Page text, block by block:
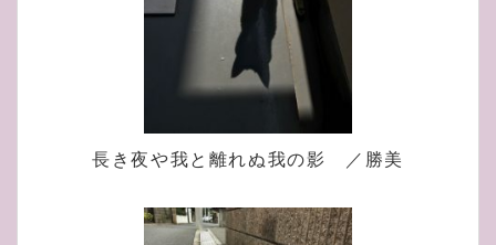
長き夜や我と離れぬ我の影 ／勝美